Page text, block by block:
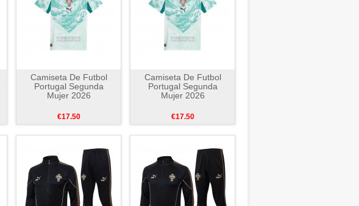
Camiseta De Futbol
Portugal Segunda
Mujer 2026
€17.50
Camiseta De Futbol
Portugal Segunda
Mujer 2026
€17.50